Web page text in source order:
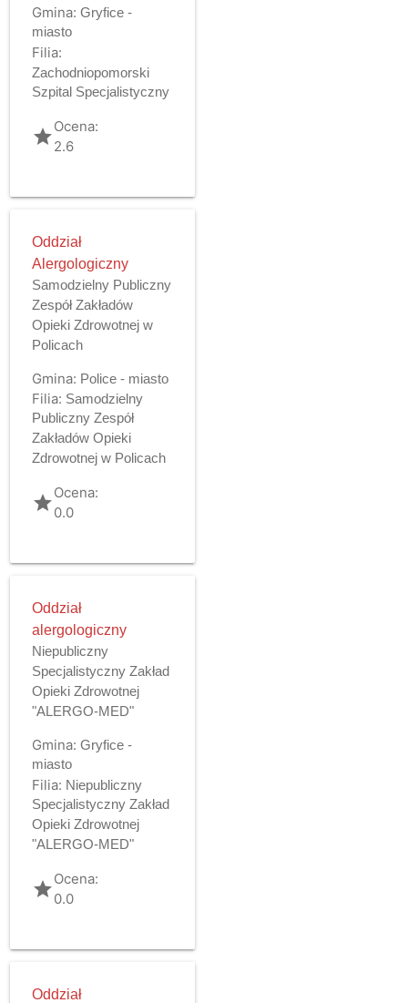
Gmina: Gryfice -
miasto
Filia:
Zachodniopomorski
Szpital Specjalistyczny
gradeOcena:
2.6
Oddział
Alergologiczny
Samodzielny Publiczny
Zespół Zakładów
Opieki Zdrowotnej w
Policach
Gmina: Police - miasto
Filia: Samodzielny
Publiczny Zespół
Zakładów Opieki
Zdrowotnej w Policach
gradeOcena:
0.0
Oddział
alergologiczny
Niepubliczny
Specjalistyczny Zakład
Opieki Zdrowotnej
"ALERGO-MED"
Gmina: Gryfice -
miasto
Filia: Niepubliczny
Specjalistyczny Zakład
Opieki Zdrowotnej
"ALERGO-MED"
gradeOcena:
0.0
Oddział